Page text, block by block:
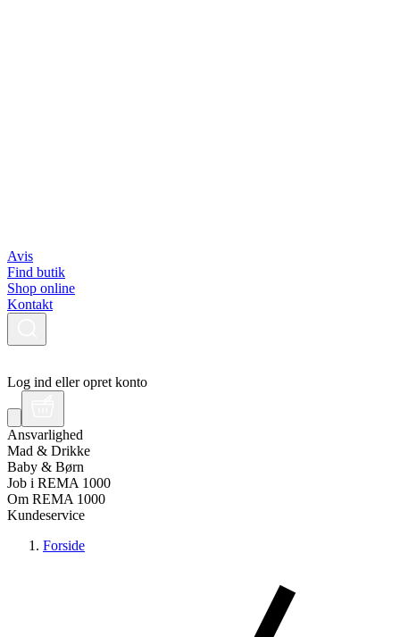
Avis
Find butik
Shop online
Kontakt
Log ind eller opret konto
Ansvarlighed
Mad & Drikke
Baby & Børn
Job i REMA 1000
Om REMA 1000
Kundeservice
Forside